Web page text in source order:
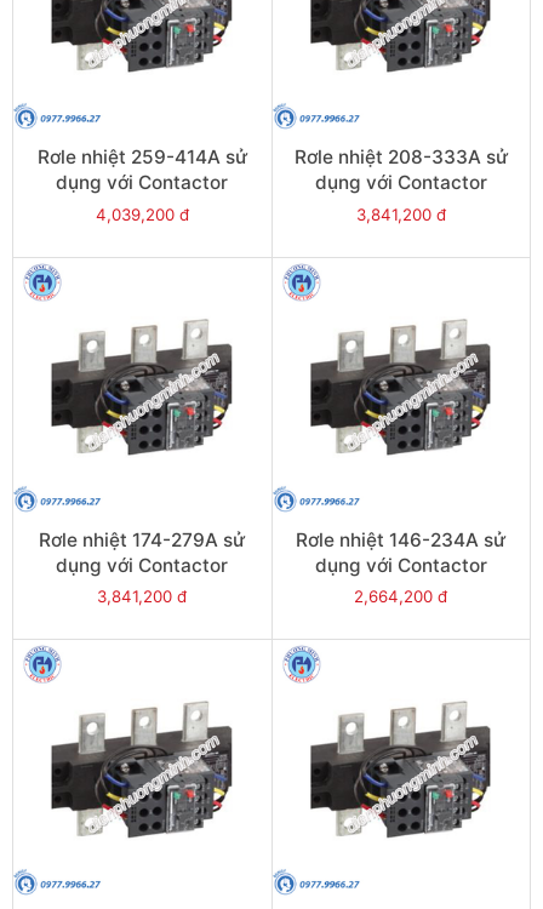
Rơle nhiệt 259-414A sử
dụng với Contactor
LC1E300-E400 - Model
4,039,200 đ
Rơle nhiệt 208-333A sử
dụng với Contactor
LC1E250-E400 - Model
3,841,200 đ
Rơle nhiệt 174-279A sử
dụng với Contactor
LC1E250-E400 - Model
3,841,200 đ
Rơle nhiệt 146-234A sử
dụng với Contactor
LC1E250-E400 - Model
2,664,200 đ